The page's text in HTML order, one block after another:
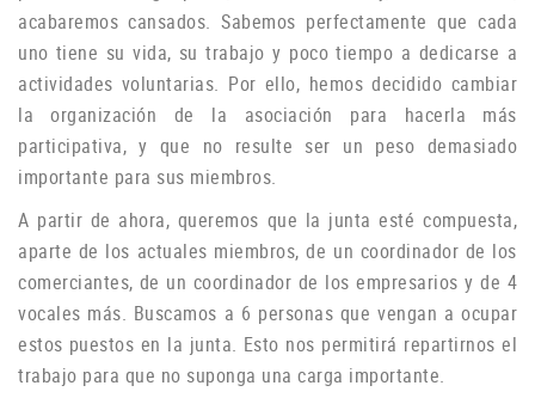
acabaremos cansados.Sabemos perfectamente que cada
uno tiene su vida, su trabajo y poco tiempo a dedicarse a
actividades voluntarias. Por ello, hemos decidido cambiar
la organización de la asociación para hacerla más
participativa, y que no resulte ser un peso demasiado
importante para sus miembros.
A partir de ahora, queremos que la junta esté compuesta,
aparte de los actuales miembros, de un coordinador de los
comerciantes, de un coordinador de los empresarios y de 4
vocales más. Buscamos a 6 personas que vengan a ocupar
estos puestos en la junta. Esto nos permitirá repartirnos el
trabajo para que no suponga una carga importante.